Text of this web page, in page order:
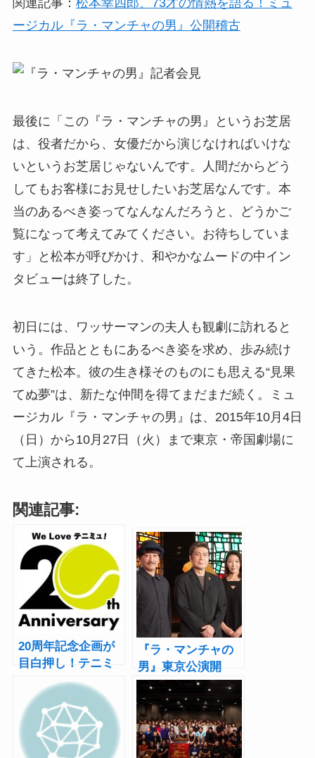
関連記事： 松本幸四郎、73才の情熱を語る！ミュ
ージカル『ラ・マンチャの男』公開稽古
最後に「この『ラ・マンチャの男』というお芝居
は、役者だから、女優だから演じなければいけな
いというお芝居じゃないんです。人間だからどう
してもお客様にお見せしたいお芝居なんです。本
当のあるべき姿ってなんなんだろうと、どうかご
覧になって考えてみてください。お待ちしていま
す」と松本が呼びかけ、和やかなムードの中イン
タビューは終了した。
初日には、ワッサーマンの夫人も観劇に訪れると
いう。作品とともにあるべき姿を求め、歩み続け
てきた松本。彼の生き様そのものにも思える“見果
てぬ夢”は、新たな仲間を得てまだまだ続く。ミュ
ージカル『ラ・マンチャの男』は、2015年10月4日
（日）から10月27日（火）まで東京・帝国劇場に
て上演される。
関連記事:
20周年記念企画が
目白押し！テニミ
ュシリーズの1000
曲超えの音楽・72
本の映像を配信
『ラ・マンチャの
男』東京公演開
幕！松本白鸚
「（この舞台も）
僕にとっては夢の
ひとつ」